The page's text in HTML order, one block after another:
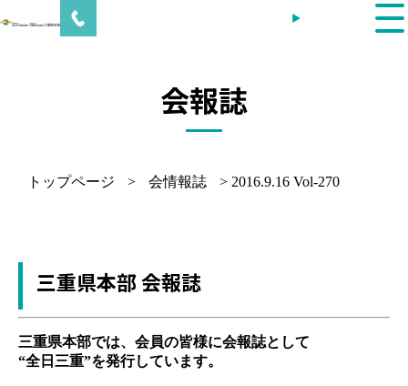
容
会報誌
トップページ > 会情報誌 > 2016.9.16 Vol-270
三重県本部 会報誌
三重県本部では、会員の皆様に会報誌として
“全日三重”を発行しています。